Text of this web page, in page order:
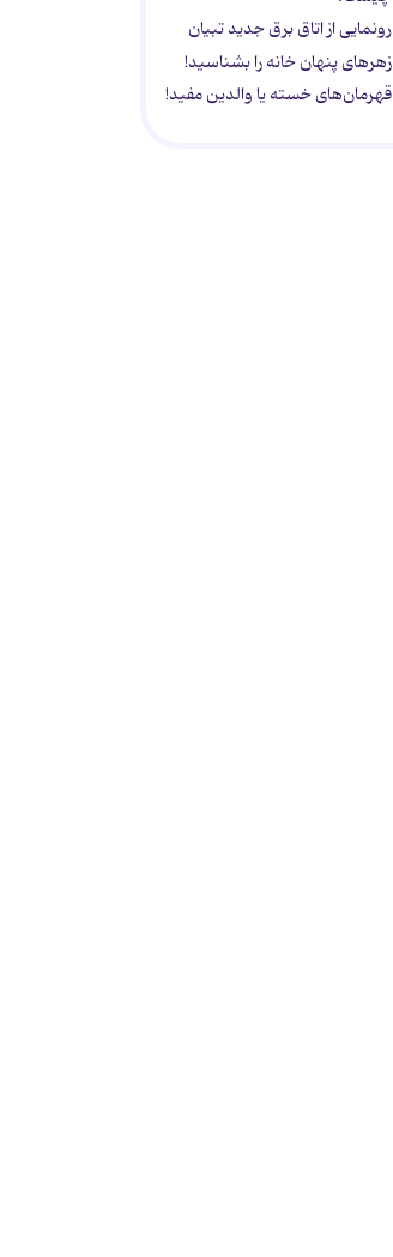
رونمایی از اتاق برق جدید تبیان
زهرهای پنهان خانه را بشناسید!
قهرمان‌های خسته یا والدین مفید!